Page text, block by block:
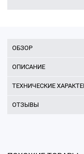
ОБЗОР
ОПИСАНИЕ
ТЕХНИЧЕСКИЕ
ОТЗЫВЫ